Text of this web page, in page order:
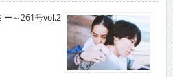
ー～261号vol.2